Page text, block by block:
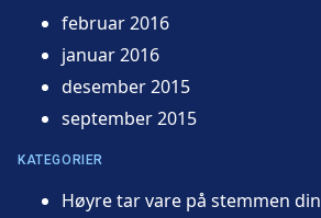
februar 2016
januar 2016
desember 2015
september 2015
KATEGORIER
Høyre tar vare på stemmen din